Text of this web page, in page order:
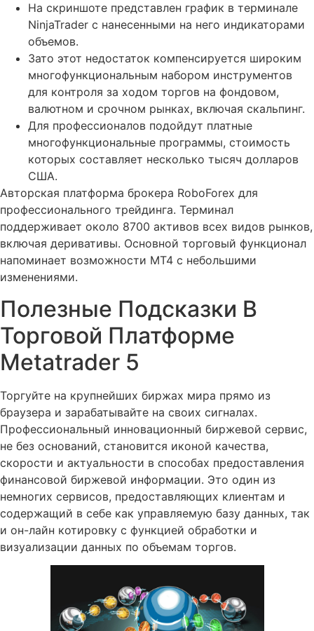
На скриншоте представлен график в терминале
NinjaTrader с нанесенными на него индикаторами
объемов.
Зато этот недостаток компенсируется широким
многофункциональным набором инструментов
для контроля за ходом торгов на фондовом,
валютном и срочном рынках, включая скальпинг.
Для профессионалов подойдут платные
многофункциональные программы, стоимость
которых составляет несколько тысяч долларов
США.
Авторская платформа брокера RoboForex для
профессионального трейдинга. Терминал
поддерживает около 8700 активов всех видов рынков,
включая деривативы. Основной торговый функционал
напоминает возможности МТ4 с небольшими
изменениями.
Полезные Подсказки В
Торговой Платформе
Metatrader 5
Торгуйте на крупнейших биржах мира прямо из
браузера и зарабатывайте на своих сигналах.
Профессиональный инновационный биржевой сервис,
не без оснований, становится иконой качества,
скорости и актуальности в способах предоставления
финансовой биржевой информации. Это один из
немногих сервисов, предоставляющих клиентам и
содержащий в себе как управляемую базу данных, так
и он-лайн котировку с функцией обработки и
визуализации данных по объемам торгов.